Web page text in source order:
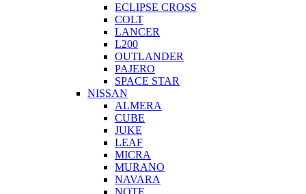
ECLIPSE CROSS
COLT
LANCER
L200
OUTLANDER
PAJERO
SPACE STAR
NISSAN
ALMERA
CUBE
JUKE
LEAF
MICRA
MURANO
NAVARA
NOTE